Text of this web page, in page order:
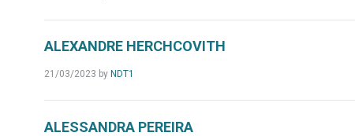
ALEXANDRE HERCHCOVITH
21/03/2023 by NDT1
ALESSANDRA PEREIRA